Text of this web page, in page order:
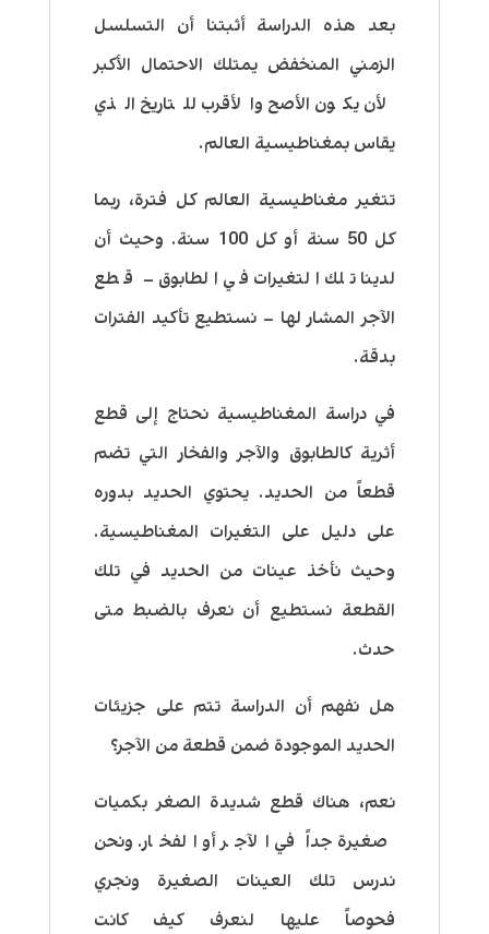
بعد هذه الدراسة أثبتنا أن التسلسل
الزمني المنخفض يمتلك الاحتمال الأكبر
لأن يكون الأصح والأقرب للتاريخ الذي
يقاس بمغناطيسية العالم.
تتغير مغناطيسية العالم كل فترة، ربما
كل 50 سنة أو كل 100 سنة. وحيث أن
لدينا تلك التغيرات في الطابوق – قطع
الآجر المشار لها – نستطيع تأكيد الفترات
بدقة.
في دراسة المغناطيسية نحتاج إلى قطع
أثرية كالطابوق والآجر والفخار التي تضم
قطعاً من الحديد. يحتوي الحديد بدوره
على دليل على التغيرات المغناطيسية.
وحيث نأخذ عينات من الحديد في تلك
القطعة نستطيع أن نعرف بالضبط متى
حدث.
هل نفهم أن الدراسة تتم على جزيئات
الحديد الموجودة ضمن قطعة من الآجر؟
نعم، هناك قطع شديدة الصغر بكميات
صغيرة جداً في الآجر أو الفخار. ونحن
ندرس تلك العينات الصغيرة ونجري
فحوصاً عليها لنعرف كيف كانت